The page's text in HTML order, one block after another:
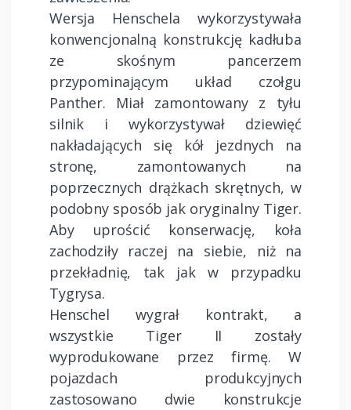
Wersja Henschela wykorzystywała
konwencjonalną konstrukcję kadłuba
ze skośnym pancerzem
przypominającym układ czołgu
Panther. Miał zamontowany z tyłu
silnik i wykorzystywał dziewięć
nakładających się kół jezdnych na
stronę, zamontowanych na
poprzecznych drążkach skrętnych, w
podobny sposób jak oryginalny Tiger.
Aby uprościć konserwację, koła
zachodziły raczej na siebie, niż na
przekładnię, tak jak w przypadku
Tygrysa.
Henschel wygrał kontrakt, a
wszystkie Tiger II zostały
wyprodukowane przez firmę. W
pojazdach produkcyjnych
zastosowano dwie konstrukcje